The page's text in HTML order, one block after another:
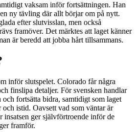
vaksam inför fortsättningen. Han
ny tävling där allt börjar om på nytt.
efter slutvisslan, men också
framöver. Det märktes att laget känner
är beredd att jobba hårt tillsammans.
inför slutspelet. Colorado får några
finslipa detaljer. För svensken handlar
fortsätta bidra, samtidigt som laget
och istid. Oavsett vad som väntar är
insatsen ger självförtroende inför de
framför.